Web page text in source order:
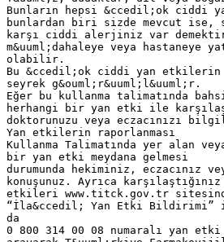
Bunların hepsi &ccedil;ok ciddi
bunlardan biri sizde mevcut ise,
karşı ciddi alerjiniz var
m&uuml;dahaleye veya hastaneye
olabilir.
Bu &ccedil;ok ciddi yan etkilerin
seyrek g&ouml;r&uuml;l&uuml;r.
Eğer bu kullanma talimatında
herhangi bir yan etki ile
doktorunuzu veya eczacınızı
Yan etkilerin raporlanması
Kullanma Talimatında yer alan
bir yan etki meydana gelmesi
durumunda hekiminiz, eczacınız
konuşunuz. Ayrıca karşılaştığınız
etkileri www.titck.gov.tr
“İla&ccedil; Yan Etki Bildirimi”
da
0 800 314 00 08 numaralı yan